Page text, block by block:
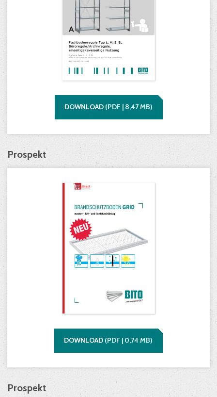
DOWNLOAD (PDF | 8,47MB)
Prospekt
DOWNLOAD (PDF | 0,74 MB)
Prospekt